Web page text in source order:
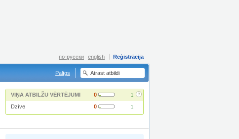
Reģistrācija
по-русски english
Palīgs
VIŅA ATBILŽU VĒRTĒJUMI 0 1 ?
Dzīve 0 1